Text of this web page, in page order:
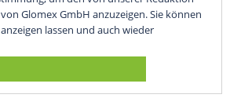
Glomex GmbH anzuzeigen. Sie können
lassen und auch wieder